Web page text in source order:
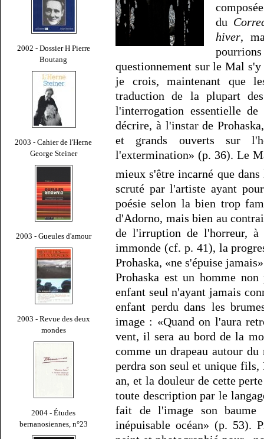
2002 - Dossier H Pierre
Boutang
2003 - Cahier de l'Herne
George Steiner
2003 - Gueules d'amour
2003 - Revue des deux
mondes
2004 - Études
bernanosiennes, n°23
du
hiver,
questionnement sur le Mal
je crois, maintenant que
traduction de la plupart
l'interrogation essentielle
décrire, à l'instar de
et grands ouverts sur
l'extermination» (p. 36). Le
mieux s'être incarné que
scruté par l'artiste ayant
poésie selon la bien trop
d'Adorno, mais bien au
de l'irruption de l'horreur,
immonde (cf. p. 41), la
Prohaska, «ne s'épuise
Prohaska est un homme
enfant seul n'ayant jamais
enfant perdu dans les
image : «Quand on l'aura
vent, il sera au bord de la
comme un drapeau autour
perdra son seul et unique fils,
an, et la douleur de cette
toute description par le
fait de l'image son baume
inépuisable océan» (p. 53).